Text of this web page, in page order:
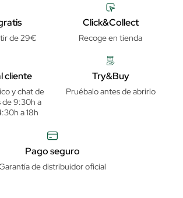
de 29€
Click&Collect
Recoge en tienda
cliente
y chat de
de 9:30h a
a 18h
Try&Buy
Pruébalo antes de abrirlo
Pago seguro
de distribuidor oficial